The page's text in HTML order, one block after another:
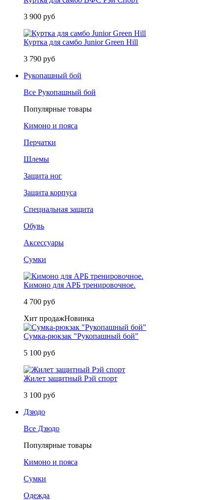
3 900 руб
Куртка для самбо Junior Green Hill
3 790 руб
Рукопашный бой
Все Рукопашный бой
Популярные товары
Кимоно и пояса
Перчатки
Шлемы
Защита ног
Защита корпуса
Специальная защита
Обувь
Аксессуары
Сумки
Кимоно для АРБ тренировочное.
4 700 руб
Хит продажНовинка
Сумка-рюкзак "Рукопашный бой"
5 100 руб
Жилет защитный Рэй спорт
3 100 руб
Дзюдо
Все Дзюдо
Популярные товары
Кимоно и пояса
Сумки
Одежда